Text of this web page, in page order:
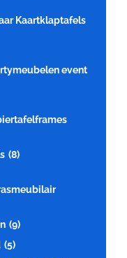
Kaartklaptafels
event
(8)
(9)
(5)